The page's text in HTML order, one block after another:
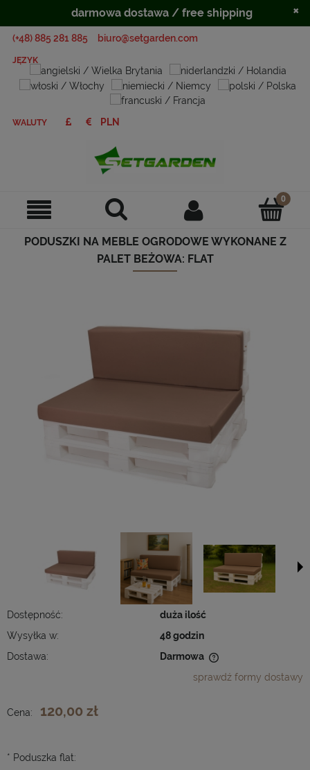
(+48) 885 281 885 biuro@setgarden.com
JĘZYK
WALUTY
PODUSZKI NA MEBLE OGRODOWE WYKONANE Z
PALET BEŻOWA: FLAT
Dostępność:
duża ilość
Wysyłka w:
48 godzin
Dostawa:
Darmowa
sprawdź formy dostawy
Cena: 120,00 zł
* Poduszka flat:
darmowa dostawa / free shipping ×